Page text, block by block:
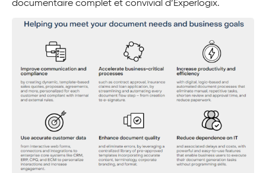
documentaire complet et convivial d’Experlogix.